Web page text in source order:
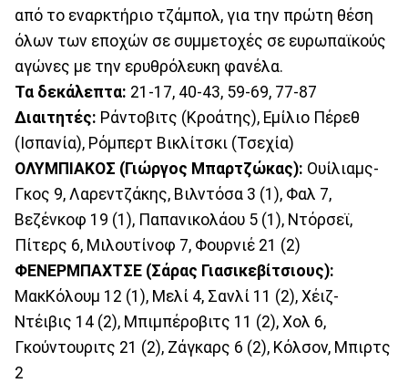
από το εναρκτήριο τζάμπολ, για την πρώτη θέση
όλων των εποχών σε συμμετοχές σε ευρωπαϊκούς
αγώνες με την ερυθρόλευκη φανέλα.
Τα δεκάλεπτα: 21-17, 40-43, 59-69, 77-87
Διαιτητές: Ράντοβιτς (Κροάτης), Εμίλιο Πέρεθ
(Ισπανία), Ρόμπερτ Βικλίτσκι (Τσεχία)
ΟΛΥΜΠΙΑΚΟΣ (Γιώργος Μπαρτζώκας): Ουίλιαμς-
Γκος 9, Λαρεντζάκης, Βιλντόσα 3 (1), Φαλ 7,
Βεζένκοφ 19 (1), Παπανικολάου 5 (1), Ντόρσεϊ,
Πίτερς 6, Μιλουτίνοφ 7, Φουρνιέ 21 (2)
ΦΕΝΕΡΜΠΑΧΤΣΕ (Σάρας Γιασικεβίτσιους):
ΜακΚόλουμ 12 (1), Μελί 4, Σανλί 11 (2), Χέιζ-
Ντέιβις 14 (2), Μπιμπέροβιτς 11 (2), Χολ 6,
Γκούντουριτς 21 (2), Ζάγκαρς 6 (2), Κόλσον, Μπιρτς
2